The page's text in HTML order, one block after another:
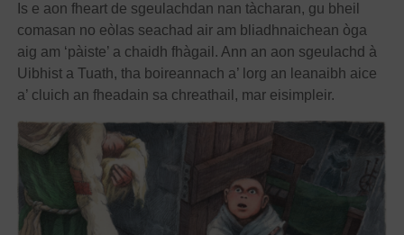
Is e aon fheart de sgeulachdan nan tàcharan, gu bheil
comasan no eòlas seachad air am bliadhnaichean òga
aig am ‘pàiste’ a chaidh fhàgail. Ann an aon sgeulachd à
Uibhist a Tuath, tha boireannach a’ lorg an leanaibh aice
a’ cluich an fheadain sa chreathail, mar eisimpleir.